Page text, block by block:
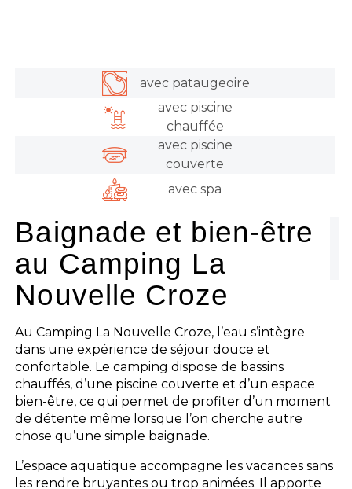
avec pataugeoire
avec piscine
chauffée
avec piscine
couverte
avec spa
Baignade et bien-être
au Camping La
Nouvelle Croze
Au Camping La Nouvelle Croze, l’eau s’intègre
dans une expérience de séjour douce et
confortable. Le camping dispose de bassins
chauffés, d’une piscine couverte et d’un espace
bien-être, ce qui permet de profiter d’un moment
de détente même lorsque l’on cherche autre
chose qu’une simple baignade.
L’espace aquatique accompagne les vacances sans
les rendre bruyantes ou trop animées. Il apporte